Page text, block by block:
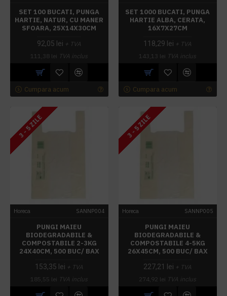
SET 100 BUCATI, PUNGA
HARTIE, NATUR, CU MANER
SFOARA, 25X14X30CM
92,05 lei + TVA
111,38 lei TVA inclus
Cumpara acum
SET 1000 BUCATI, PUNGA
HARTIE ALBA, CERATA,
16X7X27CM
118,29 lei + TVA
143,13 lei TVA inclus
Cumpara acum
3 - 5 ZILE
Horeca SANNP004
PUNGI MAIEU
BIODEGRADABILE &
COMPOSTABILE 2-3KG
24X40CM, 500 BUC/ BAX
153,35 lei + TVA
185,55 lei TVA inclus
3 - 5 ZILE
Horeca SANNP005
PUNGI MAIEU
BIODEGRADABILE &
COMPOSTABILE 4-5KG
26X45CM, 500 BUC/ BAX
227,21 lei + TVA
274,92 lei TVA inclus